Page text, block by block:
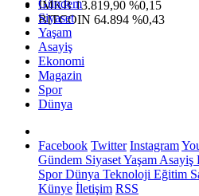
IMKB13.819,90 %0,15
BITCOIN 64.894 %0,43
Gündem
Siyaset
Yaşam
Asayiş
Ekonomi
Magazin
Spor
Dünya
Facebook Twitter Instagram
Gündem SiyasetYaşam Asayiş
SporDünya Teknoloji Eğitim
Künye İletişim RSS